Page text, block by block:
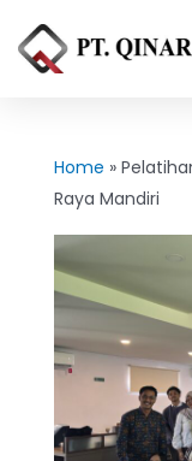
Home »
Raya Mandiri